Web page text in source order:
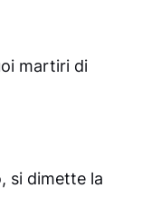
martiri di
si dimette la